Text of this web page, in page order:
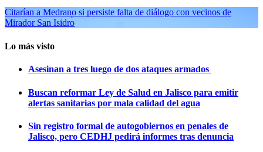
Citarían a Medrano si persiste falta de diálogo con vecinos de
Mirador San Isidro
Lo más visto
Asesinan a tres luego de dos ataques armados
Buscan reformar Ley de Salud en Jalisco para emitir
alertas sanitarias por mala calidad del agua
Sin registro formal de autogobiernos en penales de
Jalisco, pero CEDHJ pedirá informes tras denuncia